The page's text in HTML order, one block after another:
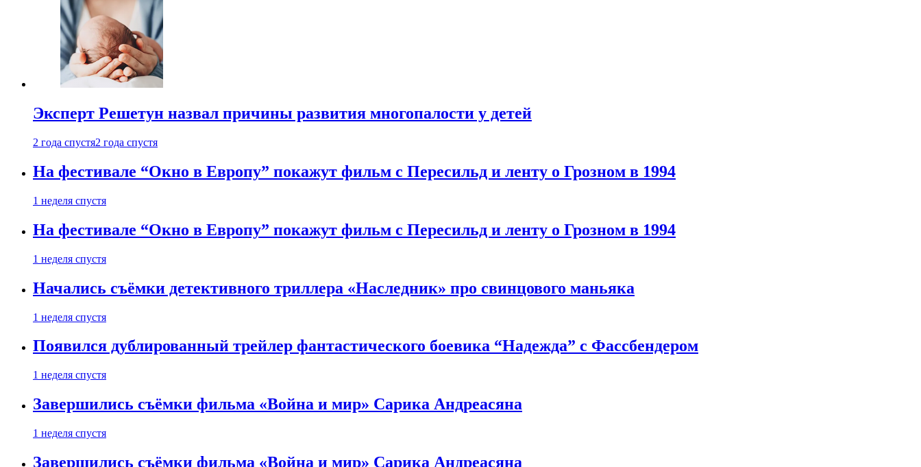
Эксперт Решетун назвал причины развития многопалости у детей
2 года спустя2 года спустя
На фестивале “Окно в Европу” покажут фильм с Пересильд и ленту о Грозном в 1994
1 неделя спустя
На фестивале “Окно в Европу” покажут фильм с Пересильд и ленту о Грозном в 1994
1 неделя спустя
Начались съёмки детективного триллера «Наследник» про свинцового маньяка
1 неделя спустя
Появился дублированный трейлер фантастического боевика “Надежда” с Фассбендером
1 неделя спустя
Завершились съёмки фильма «Война и мир» Сарика Андреасяна
1 неделя спустя
Завершились съёмки фильма «Война и мир» Сарика Андреасяна